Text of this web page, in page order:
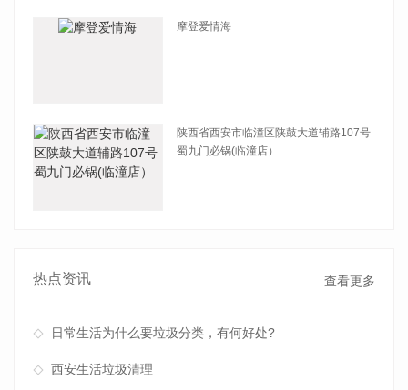
摩登爱情海
陕西省西安市临潼区陕鼓大道辅路107号
蜀九门必锅(临潼店）
热点资讯 查看更多
日常生活为什么要垃圾分类，有何好处?
西安生活垃圾清理